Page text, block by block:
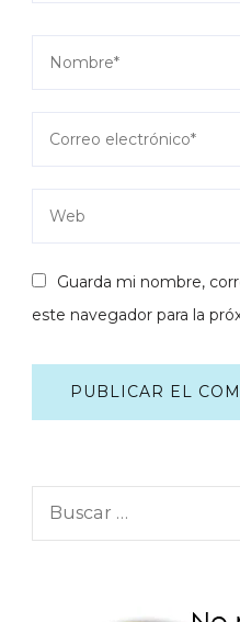
Guarda mi nombre,
este navegador para la
Buscar: